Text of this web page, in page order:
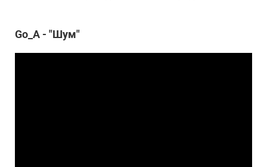
Go_A - "Шум"